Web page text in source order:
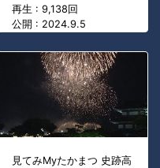
再生 : 9,138回
公開 : 2024.9.5
見てみMyたかまつ 史跡高